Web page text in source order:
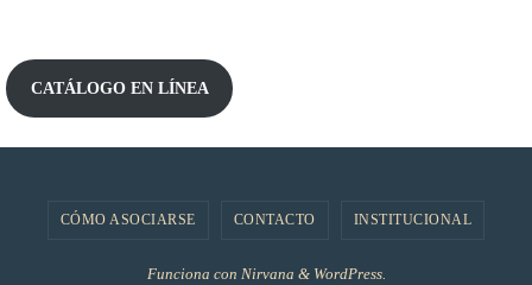
CATÁLOGO EN LÍNEA
CÓMO ASOCIARSE CONTACTO INSTITUCIONAL
Funciona con Nirvana & WordPress.